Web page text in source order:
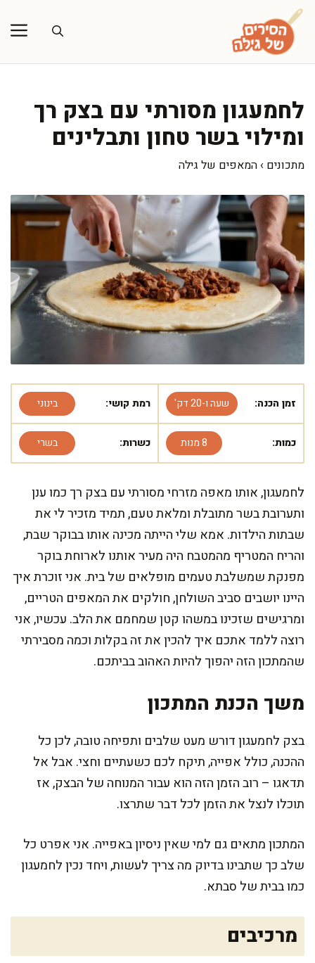
לדלג
לתוכן
לחמעגון מסורתי עם בצק רך
ומילוי בשר טחון ותבלינים
מתכונים › המאפים של גילה
זמן הכנה: שעה ו-20 דק' רמת קושי: בינוני
כמות: 8 מנות כשרות: בשרי
לחמעגון, אותו מאפה מזרחי מסורתי עם בצק רך כמו ענן
ותערובת בשר מתובלת ומלאת טעם, תמיד מזכיר לי את
שבתות הילדות. אמא שלי הייתה מכינה אותו בבוקר שבת,
והריח המטריף מהמטבח היה מעיר אותנו לארוחת בוקר
מפנקת שמשלבת טעמים מופלאים של בית. אני זוכרת איך
היינו יושבים סביב השולחן, חולקים את המאפים הטריים,
ומרגישים שזכינו במשהו קטן שמחמם את הלב. עכשיו, אני
רוצה ללמד אתכם איך להכין את זה בקלות וכמה מסבירתי
שהמתכון הזה יהפוך להיות האהוב בביתכם.
משך הכנת המתכון
בצק לחמעגון דורש מעט שלבים ותפיחה טובה, לכן כל
ההכנה, כולל אפייה, תיקח לכם כשעתיים וחצי. אבל אל
תדאגו – רוב הזמן הזה הוא עבור המנוחה של הבצק, אז
תוכלו לנצל את הזמן לכל דבר שתרצו.
המתכון מתאים גם למי שאין ניסיון באפייה. אני אפרט כל
שלב כך שתבינו בדיוק מה צריך לעשות, ויחד נכין לחמעגון
כמו בבית של סבתא.
מרכיבים